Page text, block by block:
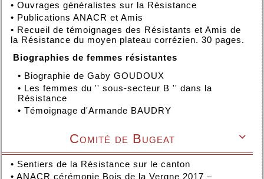
• Ouvrages généralistes sur la Résistance
• Publications ANACR et Amis
• Recueil de témoignages des Résistants et Amis de
la Résistance du moyen plateau corrézien. 30 pages.
Biographies de femmes résistantes
• Biographie de Gaby GOUDOUX
• Les femmes du '' sous-secteur B '' dans la
Résistance
• Témoignage d'Armande BAUDRY

Comité de Bugeat
• Sentiers de la Résistance sur le canton
• ANACR cérémonie Bois de la Vergne 2017 –